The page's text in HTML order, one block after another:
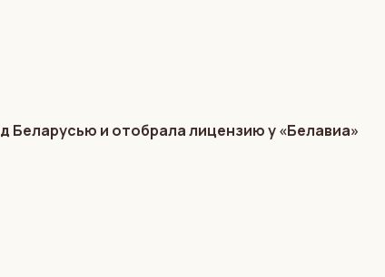
Беларусью и отобрала лицензию у «Белавиа»